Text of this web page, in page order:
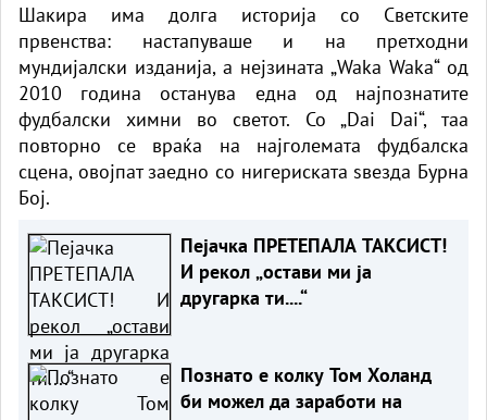
Шакира има долга историја со Светските
првенства: настапуваше и на претходни
мундијалски изданија, а нејзината „Waka Waka“ од
2010 година останува една од најпознатите
фудбалски химни во светот. Со „Dai Dai“, таа
повторно се враќа на најголемата фудбалска
сцена, овојпат заедно со нигериската ѕвезда Бурна
Бој.
Пејачка ПРЕТЕПАЛА ТАКСИСТ!
И рекол „остави ми ја
другарка ти....“
Познато е колку Том Холанд
би можел да заработи на